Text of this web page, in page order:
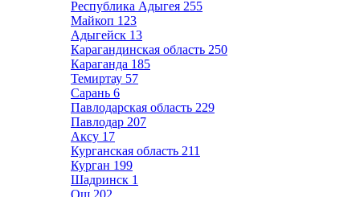
Республика Адыгея 255
Майкоп 123
Адыгейск 13
Карагандинская область 250
Караганда 185
Темиртау 57
Сарань 6
Павлодарская область 229
Павлодар 207
Аксу 17
Курганская область 211
Курган 199
Шадринск 1
Ош 202